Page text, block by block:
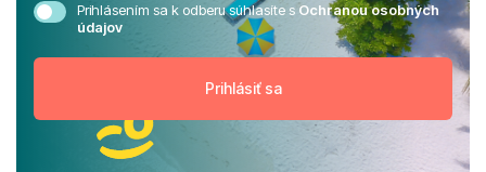
Prihlásením sa k odberu súhlasíte sOchranou osobných
údajov